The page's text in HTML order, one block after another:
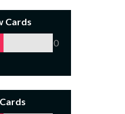
Cards
0